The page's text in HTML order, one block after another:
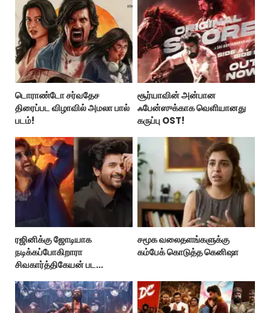
டொராண்டோ சர்வதேச
திரைப்பட விழாவில் அமலா பால்
படம்!
சூர்யாவின் அன்பான
ஃபேன்ஸுக்காக வெளியானது
கருப்பு OST!
ரஜினிக்கு ஜோடியாக
நடிக்கப்போகிறாரா
சிவகார்த்திகேயன் பட
சமூக வலைதளங்களுக்கு
கம்பேக் கொடுத்த கெனிஷா